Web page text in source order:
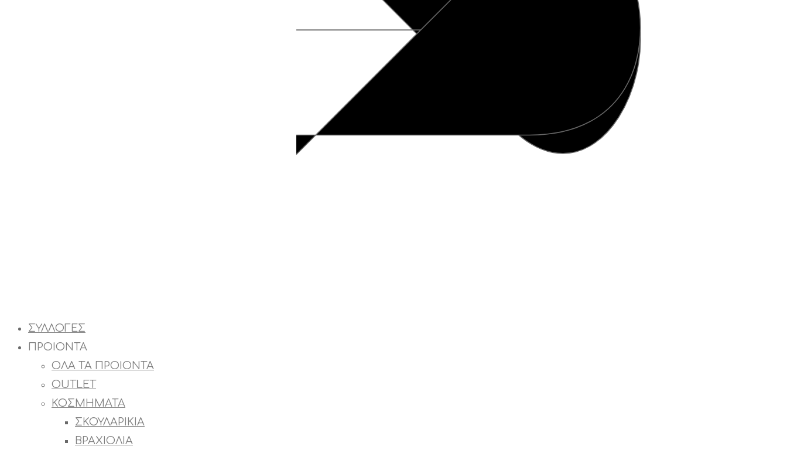
ΣΥΛΛΟΓΕΣ
ΠΡΟΙΟΝΤΑ
ΟΛΑ ΤΑ ΠΡΟΙΟΝΤΑ
OUTLET
ΚΟΣΜΗΜΑΤΑ
ΣΚΟΥΛΑΡΙΚΙΑ
ΒΡΑΧΙΟΛΙΑ